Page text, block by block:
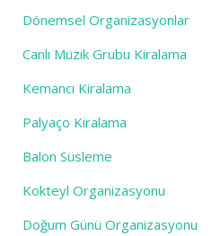
Dönemsel Organizasyonlar
Canlı Müzik Grubu Kiralama
Kemancı Kiralama
Palyaço Kiralama
Balon Süsleme
Kokteyl Organizasyonu
Doğum Günü Organizasyonu